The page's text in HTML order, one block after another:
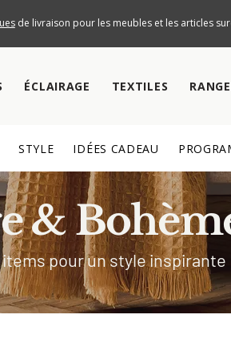
de livraison pour les meubles et les articles
ÉCLAIRAGE TEXTILES
STYLE IDÉES CADEAU
&
pour un style inspirante